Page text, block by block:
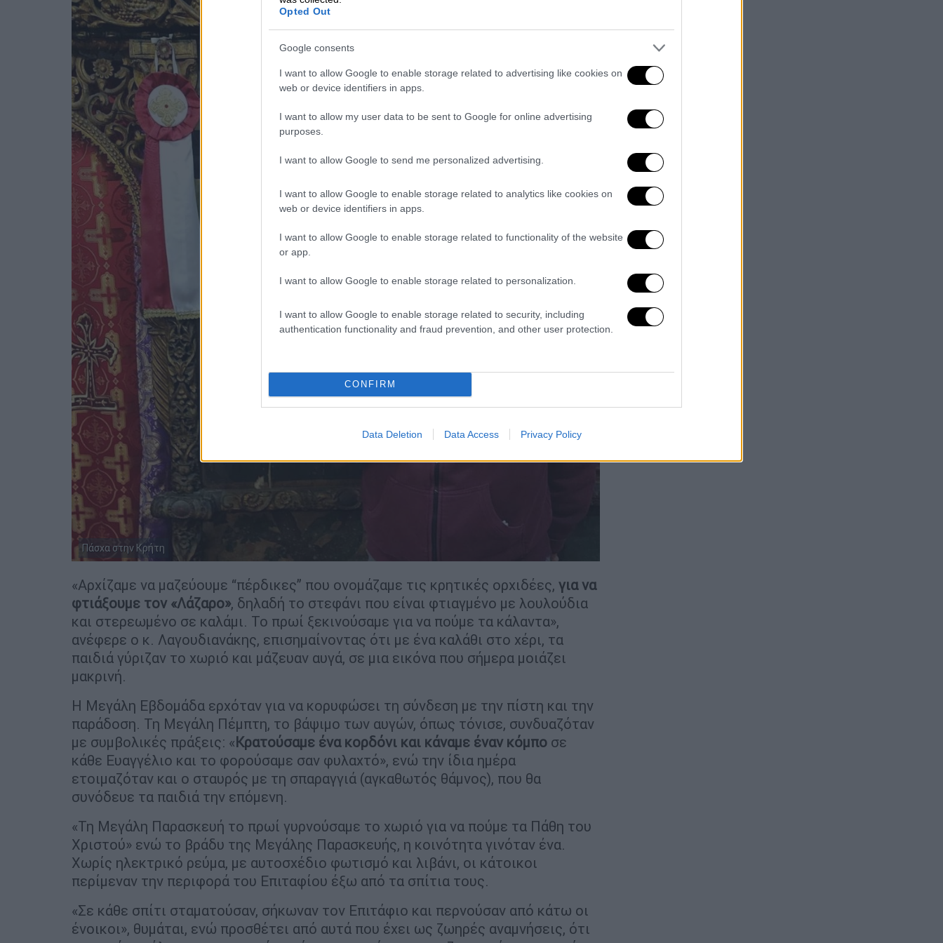
Opted Out
Google consents
I want to allow Google to enable storage related to advertising like cookies on
web or device identifiers in apps.
I want to allow my user data to be sent to Google for online advertising
purposes.
I want to allow Google to send me personalized advertising.
I want to allow Google to enable storage related to analytics like cookies on
web or device identifiers in apps.
I want to allow Google to enable storage related to functionality of the website
or app.
I want to allow Google to enable storage related to personalization.
I want to allow Google to enable storage related to security, including
authentication functionality and fraud prevention, and other user protection.
CONFIRM
Data Deletion Data Access Privacy Policy
Πάσχα στην Κρήτη
«Αρχίζαμε να μαζεύουμε “πέρδικες” που ονομάζαμε τις κρητικές ορχιδέες, για να
φτιάξουμε τον «Λάζαρο», δηλαδή το στεφάνι που είναι φτιαγμένο με λουλούδια
και στερεωμένο σε καλάμι. Το πρωί ξεκινούσαμε για να πούμε τα κάλαντα»,
ανέφερε ο κ. Λαγουδιανάκης, επισημαίνοντας ότι με ένα καλάθι στο χέρι, τα
παιδιά γύριζαν το χωριό και μάζευαν αυγά, σε μια εικόνα που σήμερα μοιάζει
μακρινή.
Η Μεγάλη Εβδομάδα ερχόταν για να κορυφώσει τη σύνδεση με την πίστη και την
παράδοση. Τη Μεγάλη Πέμπτη, το βάψιμο των αυγών, όπως τόνισε, συνδυαζόταν
με συμβολικές πράξεις: « Κρατούσαμε ένα κορδόνι και κάναμε έναν κόμπο σε
κάθε Ευαγγέλιο και το φορούσαμε σαν φυλαχτό», ενώ την ίδια ημέρα
ετοιμαζόταν και ο σταυρός με τη σπαραγγιά (αγκαθωτός θάμνος), που θα
συνόδευε τα παιδιά την επόμενη.
«Τη Μεγάλη Παρασκευή το πρωί γυρνούσαμε το χωριό για να πούμε τα Πάθη του
Χριστού» ενώ το βράδυ της Μεγάλης Παρασκευής, η κοινότητα γινόταν ένα.
Χωρίς ηλεκτρικό ρεύμα, με αυτοσχέδιο φωτισμό και λιβάνι, οι κάτοικοι
περίμεναν την περιφορά του Επιταφίου έξω από τα σπίτια τους.
«Σε κάθε σπίτι σταματούσαν, σήκωναν τον Επιτάφιο και περνούσαν από κάτω οι
ένοικοι», θυμάται, ενώ προσθέτει από αυτά που έχει ως ζωηρές αναμνήσεις, ότι